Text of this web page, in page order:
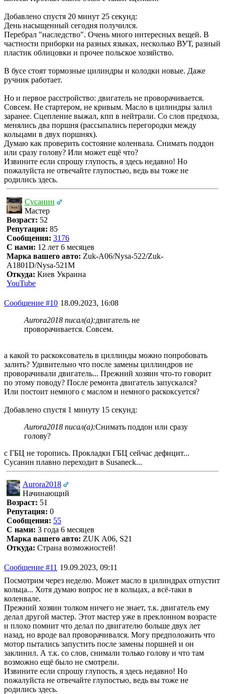
Добавлено спустя 20 минут 25 секунд:
День насыщенный сегодня получился.
Перебрал "наследство". Очень много интересных вещей. В
частности приборки на разных языках, несколько ВУТ, разный
пластик облицовки и прочее польское хозяйство.
В бусе стоят тормозные цилиндры и колодки новые. Даже
ручник работает.
Но и первое расстройство: двигатель не проворачивается.
Совсем. Не стартером, не кривым. Масло в цилиндры залил
заранее. Сцепление выжал, кпп в нейтрали. Со слов предхоза,
менялись два поршня (рассыпались перегородки между
кольцами в двух поршнях).
Думаю как проверить состояние коленвала. Снимать поддон
или сразу голову? Или может ещё что?
Извините если спрошу глупость, я здесь недавно! Но
пожалуйста не отвечайте глупостью, ведь вы тоже не
родились здесь.
Сусанин
Мастер
Возраст: 52
Репутация: 85
Сообщения: 3176
С нами: 12 лет 6 месяцев
Марка вашего авто: Zuk-A06/Nysa-522/Zuk-
A1801D/Nysa-521M
Откуда: Киев Украина
YouTube
Сообщение #10 18.09.2023, 16:08
Aurora2018 писал(а):двигатель не
проворачивается. Совсем.
а какой то раскоксователь в циллинды можно попробовать
залить? Удивительно что после замены циллиндров не
проворачивали двигатель... Прежний хозяин что-то говорит
по этому поводу? После ремонта двигатель запускался?
Или постоит немного с маслом и немного раскоксуется?
Добавлено спустя 1 минуту 15 секунд:
Aurora2018 писал(а):Снимать поддон или сразу
голову?
с ГБЦ не торопись. Прокладки ГБЦ сейчас дефицит...
Сусанин плавно переходит в Susaneck...
Aurora2018
Начинающий
Возраст: 51
Репутация: 0
Сообщения: 55
С нами: 3 года 6 месяцев
Марка вашего авто: ZUK A06, S21
Откуда: Страна возможностей!
Сообщение #11 19.09.2023, 09:11
Посмотрим через неделю. Может масло в цилиндрах отпустит
кольца... Хотя думаю вопрос не в кольцах, а всё-таки в
коленвале.
Прежний хозяин толком ничего не знает, т.к. двигатель ему
делал другой мастер. Этот мастер уже в преклонном возрасте
и плохо помнит что делал по двигателю больше двух лет
назад, но вроде вал проворачивался. Могу предположить что
мотор пытались запустить после замены поршней и он
заклинил. А т.к. со слов, снимали только голову и что там
возможно ещё было не смотрели.
Извините если спрошу глупость, я здесь недавно! Но
пожалуйста не отвечайте глупостью, ведь вы тоже не
родились здесь.